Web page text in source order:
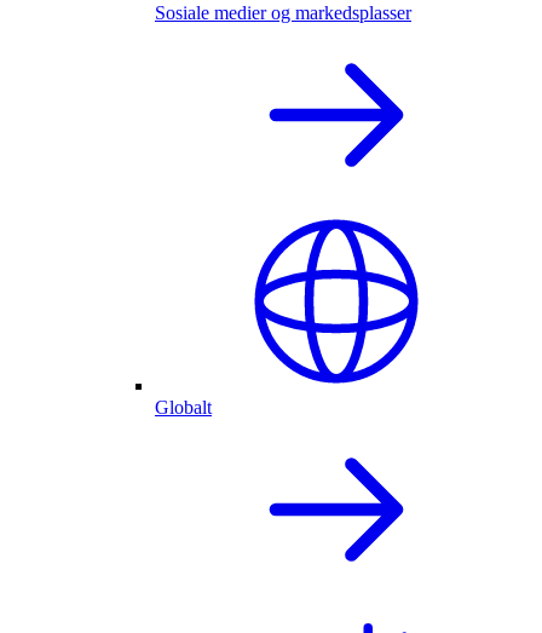
Sosiale medier og markedsplasser
Globalt